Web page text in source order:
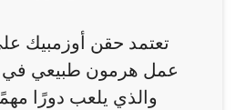
تعتمد حقن أوزمبيك
عمل هرمون طبيعي